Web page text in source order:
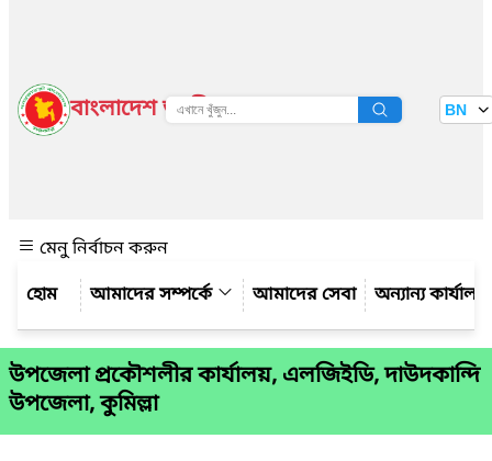
বাংলাদেশ জাতীয় তথ্য বাতায়ন BN
মেনু নির্বাচন করুন
আমাদের সম্পর্কে
আমাদের সেবা অন্যান্য কার্যালয়
উপজেলা প্রকৌশলীর কার্যালয়, এলজিইডি, দাউদকান্দি
উপজেলা, কুমিল্লা